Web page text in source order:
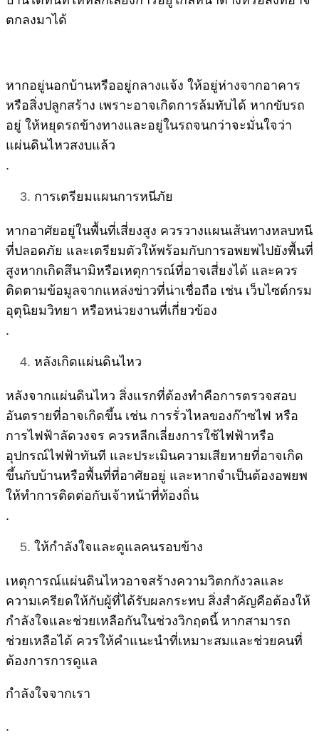
ตกลงมาได้
หากอยู่นอกบ้านหรืออยู่กลางแจ้ง ให้อยู่ห่างจากอาคาร
หรือสิ่งปลูกสร้าง เพราะอาจเกิดการล้มทับได้ หากขับรถ
อยู่ ให้หยุดรถข้างทางและอยู่ในรถจนกว่าจะมั่นใจว่า
แผ่นดินไหวสงบแล้ว
.
การเตรียมแผนการหนีภัย
หากอาศัยอยู่ในพื้นที่เสี่ยงสูง ควรวางแผนเส้นทางหลบหนี
ที่ปลอดภัย และเตรียมตัวให้พร้อมกับการอพยพไปยังพื้นที่
สูงหากเกิดสึนามิหรือเหตุการณ์ที่อาจเสี่ยงได้ และควร
ติดตามข้อมูลจากแหล่งข่าวที่น่าเชื่อถือ เช่น เว็บไซต์กรม
อุตุนิยมวิทยา หรือหน่วยงานที่เกี่ยวข้อง
.
หลังเกิดแผ่นดินไหว
หลังจากแผ่นดินไหว สิ่งแรกที่ต้องทำคือการตรวจสอบ
อันตรายที่อาจเกิดขึ้น เช่น การรั่วไหลของก๊าซไฟ หรือ
การไฟฟ้าลัดวงจร ควรหลีกเลี่ยงการใช้ไฟฟ้าหรือ
อุปกรณ์ไฟฟ้าทันที และประเมินความเสียหายที่อาจเกิด
ขึ้นกับบ้านหรือพื้นที่ที่อาศัยอยู่ และหากจำเป็นต้องอพยพ
ให้ทำการติดต่อกับเจ้าหน้าที่ท้องถิ่น
.
ให้กำลังใจและดูแลคนรอบข้าง
เหตุการณ์แผ่นดินไหวอาจสร้างความวิตกกังวลและ
ความเครียดให้กับผู้ที่ได้รับผลกระทบ สิ่งสำคัญคือต้องให้
กำลังใจและช่วยเหลือกันในช่วงวิกฤตนี้ หากสามารถ
ช่วยเหลือได้ ควรให้คำแนะนำที่เหมาะสมและช่วยคนที่
ต้องการการดูแล
กำลังใจจากเรา
.